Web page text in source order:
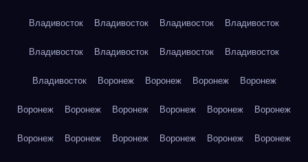
Владивосток Владивосток Владивосток Владивосток
Владивосток Владивосток Владивосток Владивосток
Владивосток Воронеж Воронеж Воронеж Воронеж
Воронеж Воронеж Воронеж Воронеж Воронеж Воронеж
Воронеж Воронеж Воронеж Воронеж Воронеж Воронеж